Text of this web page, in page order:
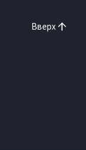
Вверх